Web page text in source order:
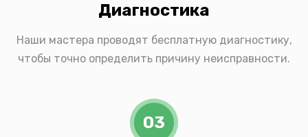
Диагностика
Наши мастера проводят бесплатную диагностику,
чтобы точно определить причину неисправности.
03